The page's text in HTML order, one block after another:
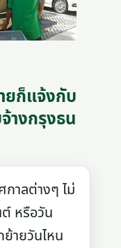
ยก็แจ้งกับ
างกรุงธน
าลต่างๆ ไม่
ต์ หรือวัน
ายวันไหน